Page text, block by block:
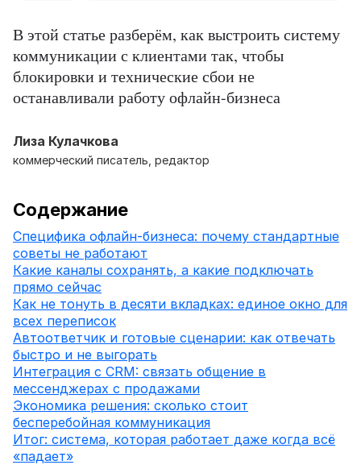
В этой статье разберём, как выстроить систему
коммуникации с клиентами так, чтобы
блокировки и технические сбои не
останавливали работу офлайн-бизнеса
Лиза Кулачкова
коммерческий писатель, редактор
Содержание
Специфика офлайн-бизнеса: почему стандартные
советы не работают
Какие каналы сохранять, а какие подключать
прямо сейчас
Как не тонуть в десяти вкладках: единое окно для
всех переписок
Автоответчик и готовые сценарии: как отвечать
быстро и не выгорать
Интеграция с CRM: связать общение в
мессенджерах с продажами
Экономика решения: сколько стоит
бесперебойная коммуникация
Итог: система, которая работает даже когда всё
«падает»